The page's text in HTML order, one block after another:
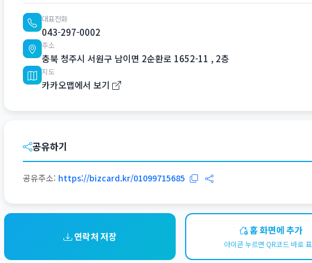
대표전화
043-297-0002
주소
충북 청주시 서원구 남이면 2순환로 1652-11 , 2층
지도
카카오맵에서 보기
공유하기
공유주소: https://bizcard.kr/01099715685
연락처 저장
홈 화면에 추가
아이콘 누르면 QR코드 바로